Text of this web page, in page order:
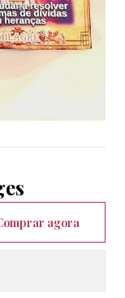
agora